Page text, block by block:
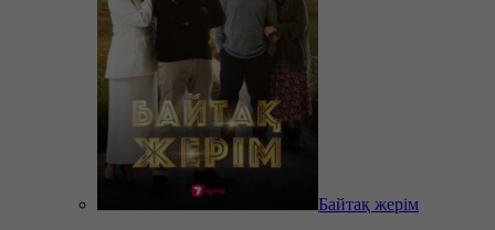
Байтақ жерім